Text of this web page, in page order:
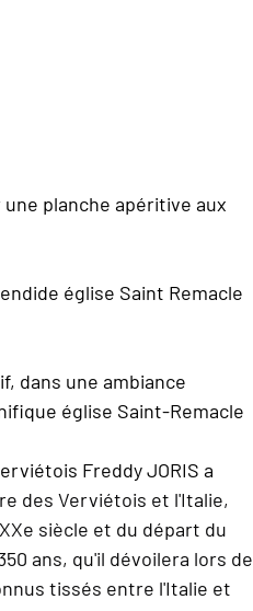
planche apéritive aux
église Saint Remacle
dans une ambiance
église Saint-Remacle
Freddy JORIS a
des Verviétois et l'Italie,
siècle et du départ du
ans, qu'il dévoilera lors de
tissés entre l'Italie et